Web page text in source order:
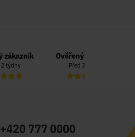
Ověřený zákazník
+420 777 0000